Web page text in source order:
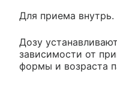
Для приема внутрь.
Дозу
зависимости от
формы и возраста